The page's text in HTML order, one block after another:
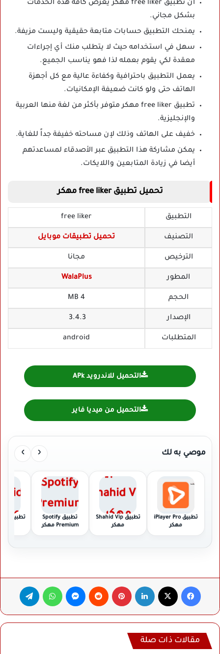
أن تطبيق free liker مهكر يعرض كافة هذه الخدمات
بشكل مجاني.
يمنحك التطبيق حسابات متابعة حقيقية وليست مزيفة.
سهل في استخدامه حيث لا يتطلب منك أي إجراءات
معقدة لكي يقوم بعمله لذا فهو يناسب الجميع.
يعمل التطبيق باحترافية وكفاءة عالية مع كل أجهزة
الهاتف حتى ولو كانت ضعيفة الإمكانيات.
تطبيق free liker مهكر متوفر بأكثر من لغة منها العربية
والإنجليزية.
خفيف على الهاتف وذلك لإن مساحته خفيفة جداً للغاية.
يمكن مشاركة هذا التطبيق عبر الأصدقاء لمساعدتهم
أيضا في زيادة المتابعين واللايكات.
تحميل تطبيق free liker مهكر
التطبيق free liker
التصنيف تحميل تطبيقات موبايل
الترخيص مجانا
المطور WalaPlus
الحجم 4 MB
الإصدار 3.4.3
المتطلبات android
التحميل للاندرويد APk
التحميل من ميديا فاير
موصي به لك ‹
›
تطبيق iPlayer Pro
مهكر
تطبيق Shahid Vip
مهكر
تطبيق Spotify
Premium مهكر
فيسبوك لينكدإن بينتيريست ماسنجر واتساب
مقالات ذات صلة